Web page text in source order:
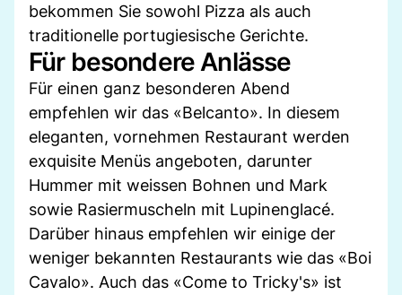
bekommen Sie sowohl Pizza als auch
traditionelle portugiesische Gerichte.
Für besondere Anlässe
Für einen ganz besonderen Abend
empfehlen wir das «Belcanto». In diesem
eleganten, vornehmen Restaurant werden
exquisite Menüs angeboten, darunter
Hummer mit weissen Bohnen und Mark
sowie Rasiermuscheln mit Lupinenglacé.
Darüber hinaus empfehlen wir einige der
weniger bekannten Restaurants wie das «Boi
Cavalo». Auch das «Come to Tricky's» ist